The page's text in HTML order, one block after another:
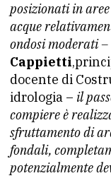
posizionati in
acque
ondosi moderati –
Cappietti
docente di
idrologia – il
compiere è
sfruttamento di
fondali,
potenzialmente